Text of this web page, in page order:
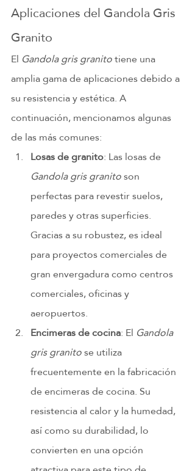
Aplicaciones del Gandola Gris
Granito
El Gandola gris granito tiene una
amplia gama de aplicaciones debido a
su resistencia y estética. A
continuación, mencionamos algunas
de las más comunes:
Losas de granito: Las losas de
Gandola gris granito son
perfectas para revestir suelos,
paredes y otras superficies.
Gracias a su robustez, es ideal
para proyectos comerciales de
gran envergadura como centros
comerciales, oficinas y
aeropuertos.
Encimeras de cocina: El Gandola
gris granito se utiliza
frecuentemente en la fabricación
de encimeras de cocina. Su
resistencia al calor y la humedad,
así como su durabilidad, lo
convierten en una opción